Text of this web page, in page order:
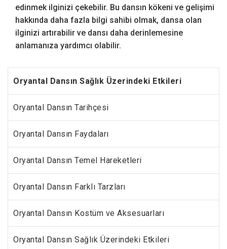
edinmek ilginizi çekebilir. Bu dansın kökeni ve gelişimi
hakkında daha fazla bilgi sahibi olmak, dansa olan
ilginizi artırabilir ve dansı daha derinlemesine
anlamanıza yardımcı olabilir.
Oryantal Dansın Sağlık Üzerindeki Etkileri
Oryantal Dansın Tarihçesi
Oryantal Dansın Faydaları
Oryantal Dansın Temel Hareketleri
Oryantal Dansın Farklı Tarzları
Oryantal Dansın Kostüm ve Aksesuarları
Oryantal Dansın Sağlık Üzerindeki Etkileri